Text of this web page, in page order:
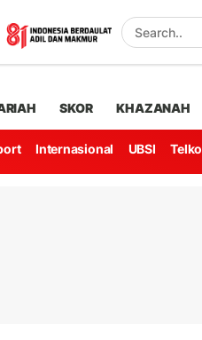
SKOR KHAZANAH
Internasional UBSI